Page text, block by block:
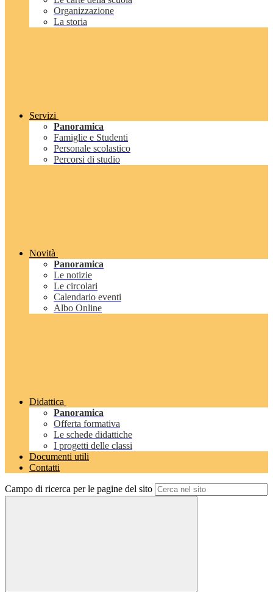
Organizzazione
La storia
Servizi
Panoramica
Famiglie e Studenti
Personale scolastico
Percorsi di studio
Novità
Panoramica
Le notizie
Le circolari
Calendario eventi
Albo Online
Didattica
Panoramica
Offerta formativa
Le schede didattiche
I progetti delle classi
Documenti utili
Contatti
Campo di ricerca per le pagine del sito